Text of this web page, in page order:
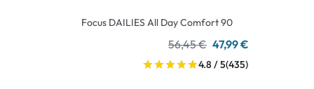
Focus DAILIES All Day Comfort 90
56,45 € 47,99 €
4.8 / 5(435)